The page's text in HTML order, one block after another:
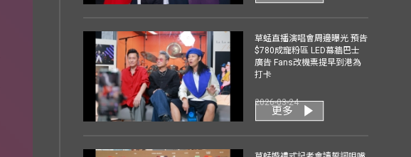
草蜢直播演唱會周邊曝光 預告
$780成寵粉區 LED幕牆巴士
廣告 Fans改機票提早到港為
打卡
2026-03-24
更多